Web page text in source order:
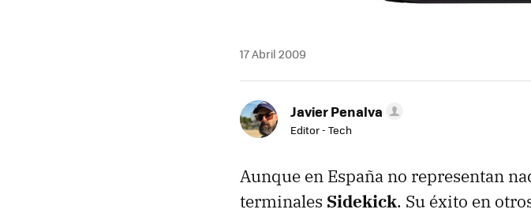
17 Abril 2009
Javier Penalva
Editor - Tech
Aunque en España no representan
terminales Sidekick. Su éxito en